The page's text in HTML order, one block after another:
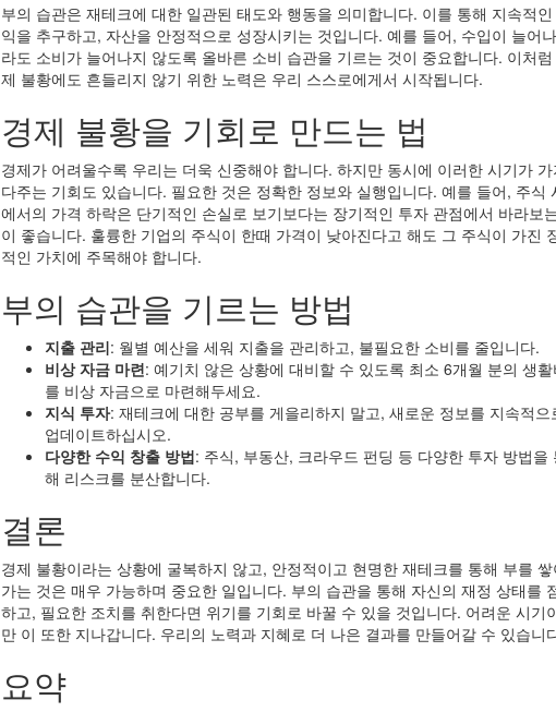
부의 습관은 재테크에 대한 일관된 태도와 행동을 의미합니다. 이를 통해 지속적인
익을 추구하고, 자산을 안정적으로 성장시키는 것입니다. 예를 들어, 수입이 늘어
라도 소비가 늘어나지 않도록 올바른 소비 습관을 기르는 것이 중요합니다. 이처럼
제 불황에도 흔들리지 않기 위한 노력은 우리 스스로에게서 시작됩니다.
경제 불황을 기회로 만드는 법
경제가 어려울수록 우리는 더욱 신중해야 합니다. 하지만 동시에 이러한 시기가 가
다주는 기회도 있습니다. 필요한 것은 정확한 정보와 실행입니다. 예를 들어, 주식
에서의 가격 하락은 단기적인 손실로 보기보다는 장기적인 투자 관점에서 바라보
이 좋습니다. 훌륭한 기업의 주식이 한때 가격이 낮아진다고 해도 그 주식이 가진
적인 가치에 주목해야 합니다.
부의 습관을 기르는 방법
지출 관리: 월별 예산을 세워 지출을 관리하고, 불필요한 소비를 줄입니다.
비상 자금 마련: 예기치 않은 상황에 대비할 수 있도록 최소 6개월 분의 생활
를 비상 자금으로 마련해두세요.
지식 투자: 재테크에 대한 공부를 게을리하지 말고, 새로운 정보를 지속적으
업데이트하십시오.
다양한 수익 창출 방법: 주식, 부동산, 크라우드 펀딩 등 다양한 투자 방법을
해 리스크를 분산합니다.
결론
경제 불황이라는 상황에 굴복하지 않고, 안정적이고 현명한 재테크를 통해 부를 쌓
가는 것은 매우 가능하며 중요한 일입니다. 부의 습관을 통해 자신의 재정 상태를
하고, 필요한 조치를 취한다면 위기를 기회로 바꿀 수 있을 것입니다. 어려운 시기
만 이 또한 지나갑니다. 우리의 노력과 지혜로 더 나은 결과를 만들어갈 수 있습니
요약